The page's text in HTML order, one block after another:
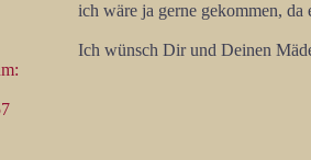
ich wäre ja gerne gekommen,
Ich wünsch Dir und Deinen